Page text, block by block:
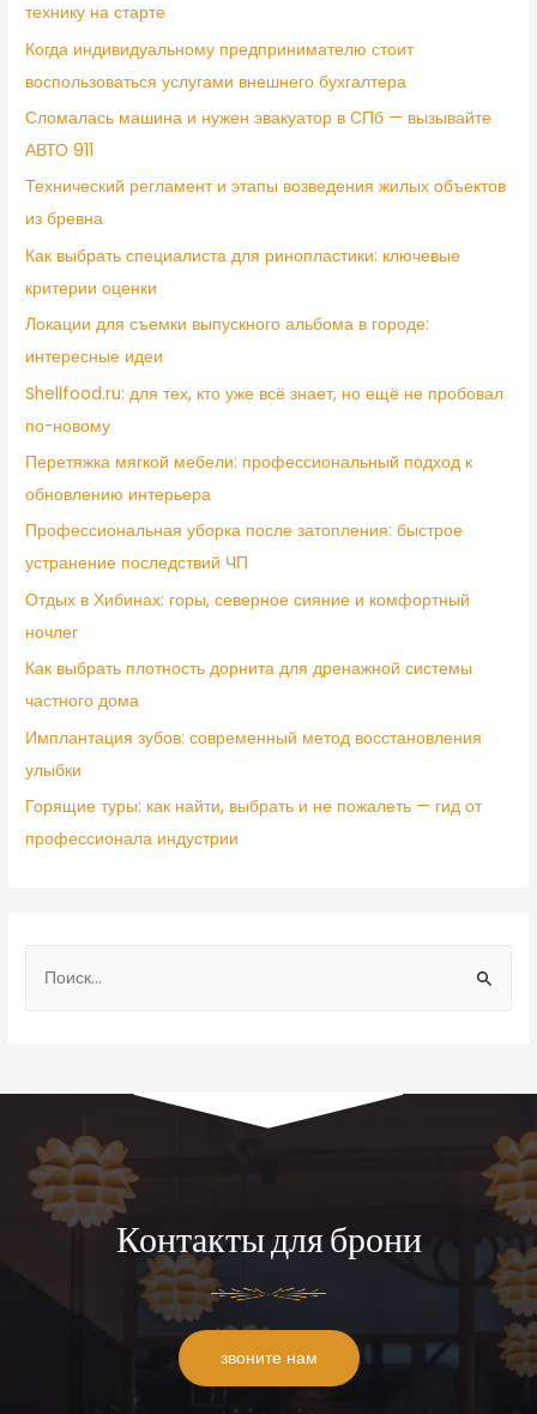
технику на старте
Когда индивидуальному предпринимателю стоит
воспользоваться услугами внешнего бухгалтера
Сломалась машина и нужен эвакуатор в СПб — вызывайте
АВТО 911
Технический регламент и этапы возведения жилых объектов
из бревна
Как выбрать специалиста для ринопластики: ключевые
критерии оценки
Локации для съемки выпускного альбома в городе:
интересные идеи
Shellfood.ru: для тех, кто уже всё знает, но ещё не пробовал
по-новому
Перетяжка мягкой мебели: профессиональный подход к
обновлению интерьера
Профессиональная уборка после затопления: быстрое
устранение последствий ЧП
Отдых в Хибинах: горы, северное сияние и комфортный
ночлег
Как выбрать плотность дорнита для дренажной системы
частного дома
Имплантация зубов: современный метод восстановления
улыбки
Горящие туры: как найти, выбрать и не пожалеть — гид от
профессионала индустрии
Контакты для брони
звоните нам